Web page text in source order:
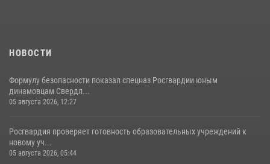
НОВОСТИ
Формулу безопасности показал спецназ Росгвардии юным
динамовцам Свердл...
05 августа 2026, 12:27
Росгвардия проверяет готовность образовательных учреждений к
новому уч...
05 августа 2026, 05:44